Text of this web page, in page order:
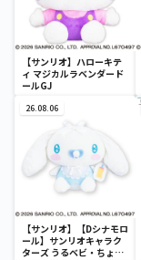
【サンリオ】ハローキテ
ィ マジカルラベンダード
ールGJ
26.08.06
【サンリオ】【Dシナモロ
ール】サンリオキャラク
ターズ うるベビ・ちょい